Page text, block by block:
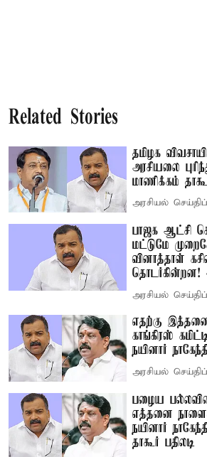
Related Stories
தமிழக
அரசியலை
மாணிக்கம்
அரசியல்
பாஜக ஆட்சி
மட்டுமே
வினாத்தாள்
தொடர்கின்றன!
அரசியல்
எதற்கு
காங்கிரஸ்
நயினார்
அரசியல்
பழைய
எத்தனை
நயினார்
தாகூர் பதிலடி